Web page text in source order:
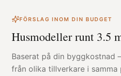
FÖRSLAG INOM DIN BUDGET
Husmodeller runt 3.5
Baserat på din
från olika tillverkare i samma